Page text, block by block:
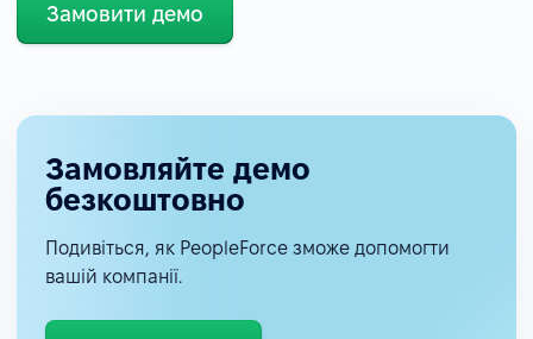
Замовити демо
Замовляйте демо
безкоштовно
Подивіться, як PeopleForce зможе допомогти
вашій компанії.